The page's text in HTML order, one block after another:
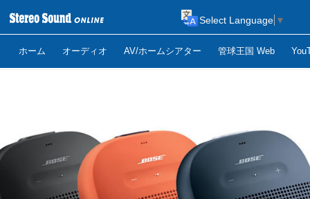
ホーム オーディオ AV/ホームシアター 管球王国 Web
Select Language ▼